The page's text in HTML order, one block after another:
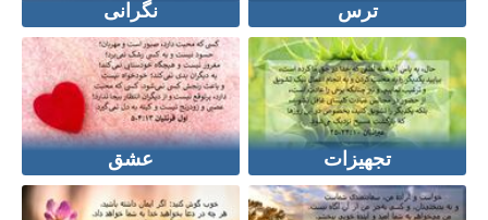
ترس نگرانی
تجهیزات عشق